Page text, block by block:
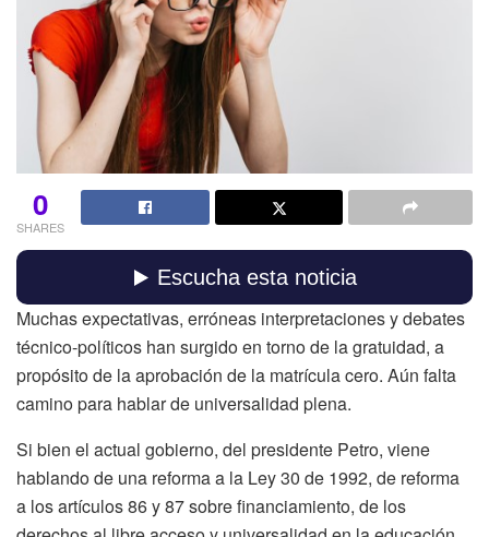
0
SHARES
Muchas expectativas, erróneas interpretaciones y debates
técnico-políticos han surgido en torno de la gratuidad, a
propósito de la aprobación de la matrícula cero. Aún falta
camino para hablar de universalidad plena.
Si bien el actual gobierno, del presidente Petro, viene
hablando de una reforma a la Ley 30 de 1992, de reforma
a los artículos 86 y 87 sobre financiamiento, de los